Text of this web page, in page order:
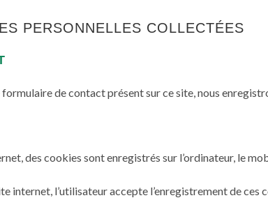
PERSONNELLES COLLECTÉES
formulaire de contact présent sur ce site, nous
des cookies sont enregistrés sur l’ordinateur, le
internet, l’utilisateur accepte l’enregistrement de ces